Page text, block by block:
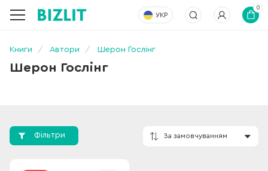
УКР
0
Книги Автори Шерон Гослінг
Шерон Гослінг
Фільтри